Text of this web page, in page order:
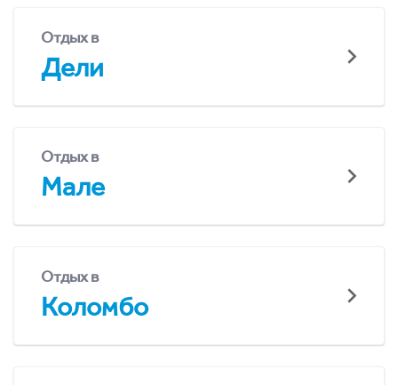
Отдых в
Дели
Отдых в
Мале
Отдых в
Коломбо